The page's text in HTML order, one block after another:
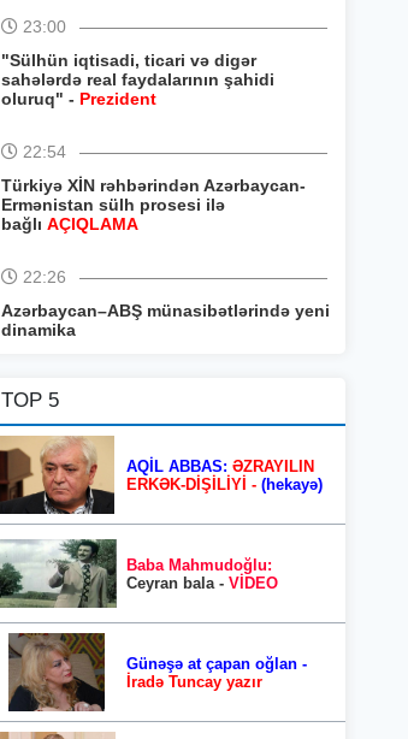
23:00
"Sülhün iqtisadi, ticari və digər
sahələrdə real faydalarının şahidi
oluruq" - Prezident
22:54
Türkiyə XİN rəhbərindən Azərbaycan-
Ermənistan sülh prosesi ilə
bağlı AÇIQLAMA
22:26
Azərbaycan–ABŞ münasibətlərində yeni
dinamika
TOP 5
AQİL ABBAS: ƏZRAYILIN
ERKƏK-DİŞİLİYİ - (hekayə)
Baba Mahmudoğlu:
Ceyran bala - VİDEO
Günəşə at çapan oğlan -
İradə Tuncay yazır